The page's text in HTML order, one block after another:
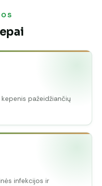
pažeidžiančių
infekcijos ir